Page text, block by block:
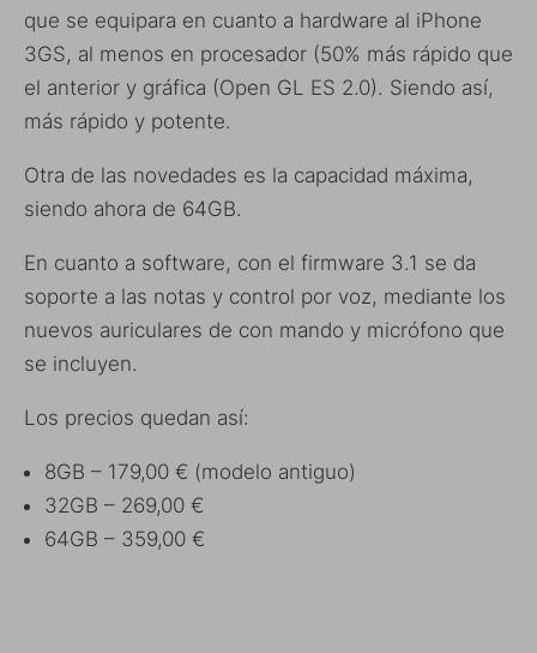
que se equipara en cuanto a hardware al iPhone
3GS, al menos en procesador (50% más rápido que
el anterior y gráfica (Open GL ES 2.0). Siendo así,
más rápido y potente.
Otra de las novedades es la capacidad máxima,
siendo ahora de 64GB.
En cuanto a software, con el firmware 3.1 se da
soporte a las notas y control por voz, mediante los
nuevos auriculares de con mando y micrófono que
se incluyen.
Los precios quedan así:
8GB – 179,00 € (modelo antiguo)
32GB – 269,00 €
64GB – 359,00 €